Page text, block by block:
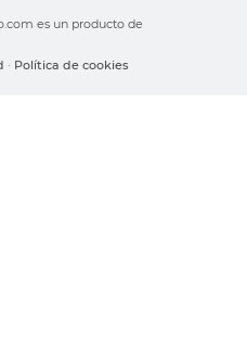
es un producto de
· Política de cookies